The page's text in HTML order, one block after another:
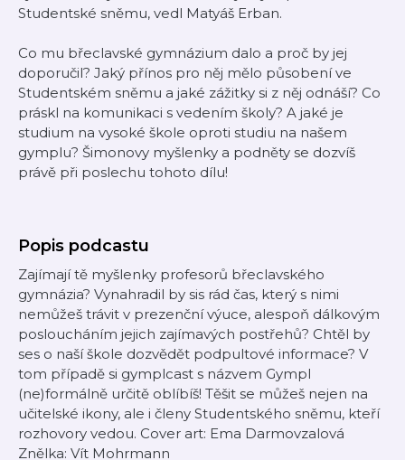
Studentské sněmu, vedl Matyáš Erban.
Co mu břeclavské gymnázium dalo a proč by jej
doporučil? Jaký přínos pro něj mělo působení ve
Studentském sněmu a jaké zážitky si z něj odnáší? Co
práskl na komunikaci s vedením školy? A jaké je
studium na vysoké škole oproti studiu na našem
gymplu? Šimonovy myšlenky a podněty se dozvíš
právě při poslechu tohoto dílu!
Popis podcastu
Zajímají tě myšlenky profesorů břeclavského
gymnázia? Vynahradil by sis rád čas, který s nimi
nemůžeš trávit v prezenční výuce, alespoň dálkovým
posloucháním jejich zajímavých postřehů? Chtěl by
ses o naší škole dozvědět podpultové informace? V
tom případě si gymplcast s názvem Gympl
(ne)formálně určitě oblíbíš! Těšit se můžeš nejen na
učitelské ikony, ale i členy Studentského sněmu, kteří
rozhovory vedou. Cover art: Ema Darmovzalová
Znělka: Vít Mohrmann